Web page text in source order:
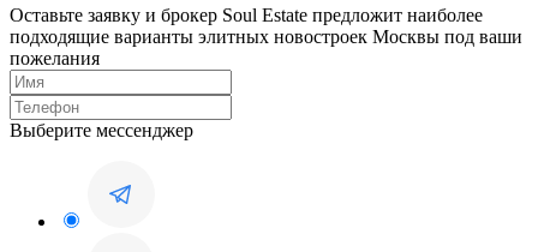
Оставьте заявку и брокер Soul Estate предложит наиболее
подходящие варианты элитных новостроек Москвы под ваши
пожелания
Выберите мессенджер